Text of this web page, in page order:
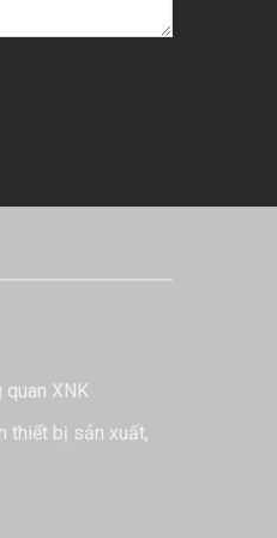
quan XNK
thiết bị sản xuất,